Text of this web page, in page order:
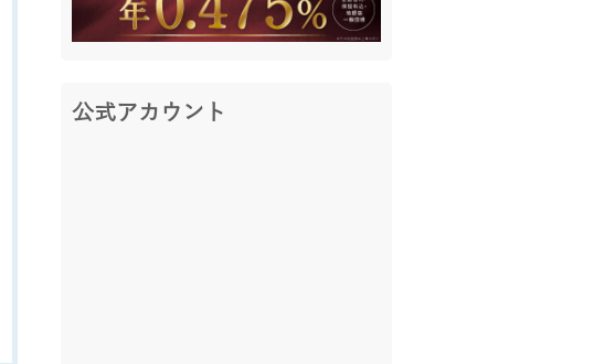
公式アカウント